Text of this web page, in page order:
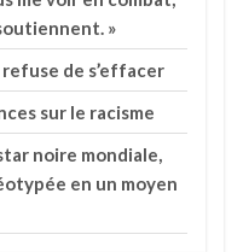
»
de s’effacer
sur le racisme
noire mondiale,
en un moyen